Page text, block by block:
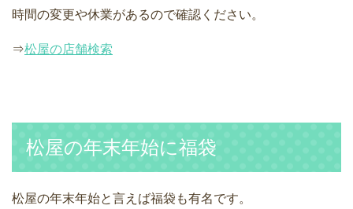
時間の変更や休業があるので確認ください。
⇒松屋の店舗検索
松屋の年末年始に福袋
松屋の年末年始と言えば福袋も有名です。